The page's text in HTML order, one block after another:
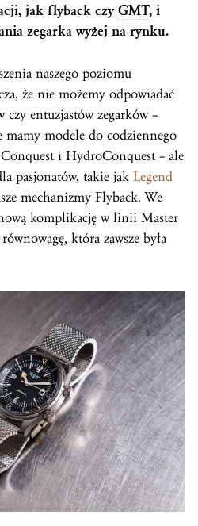
jak flyback czyGMT, i
zegarka wyżej na rynku.
naszego poziomu
że nie możemy odpowiadać
entuzjastów zegarków –
mamy modele do codziennego
i HydroConquest – ale
pasjonatów, takie jak Legend
mechanizmy Flyback. We
komplikację w linii Master
która zawsze była